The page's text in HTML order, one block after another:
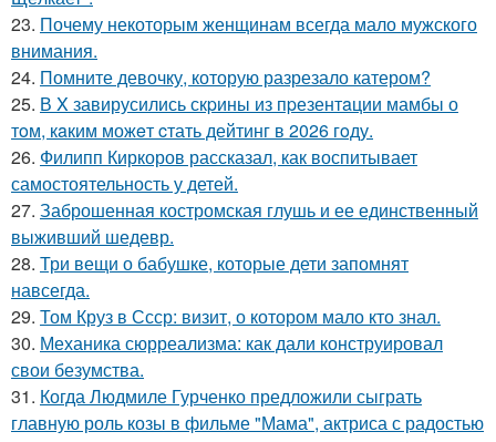
23. Почему некоторым женщинам всегда мало мужского
внимания.
24. Помните девочку, которую разрезало катером?
25. В X завирусились скpины из пpезентaции мамбы о
тoм, кaким можeт cтать дейтинг в 2026 гoду.
26. Филипп Киркоров рассказал, как воспитывает
самостоятельность у детей.
27. Заброшенная костромская глушь и ее единственный
выживший шедевр.
28. Три вещи о бабушке, которые дети запомнят
навсегда.
29. Том Круз в Ссср: визит, о котором мало кто знал.
30. Механика сюрреализма: как дали конструировал
свои безумства.
31. Когда Людмиле Гурченко предложили сыграть
главную роль козы в фильме "Мама", актриса с радостью